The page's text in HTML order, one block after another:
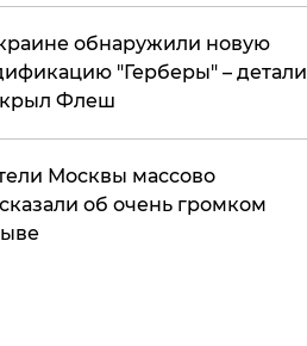
обнаружили новую
"Герберы" – детали
Флеш
Москвы массово
об очень громком